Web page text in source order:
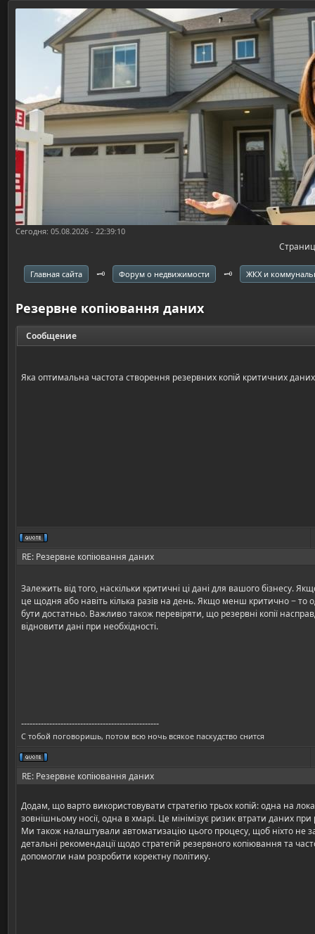
Сегодня: 05.08.2026 - 22:39:10
Главная сайта 🗝️ Форум о недвижимости 🗝️ ЖКХ и
Резервне копіювання даних
Сообщение
Яка оптимальна частота створення резервних копій критичних даних
RE: Резервне копіювання даних
Залежить від того, наскільки критичні ці дані для вашого бізнесу.
це щодня або навіть кілька разів на день. Якщо менш критично −
бути достатньо. Важливо також перевіряти, що резервні копії
відновити дані при необхідності.
-------------------------------------------------
С тобой поговоришь, потом всю ночь всякое паскудство снится
RE: Резервне копіювання даних
Додам, що варто використовувати стратегію трьох копій: одна на
зовнішньому носії, одна в хмарі. Це мінімізує ризик втрати даних при
Ми також налаштували автоматизацію цього процесу, щоб ніхто не
детальні рекомендації щодо стратегій резервного копіювання та
допомогли нам розробити коректну політику.